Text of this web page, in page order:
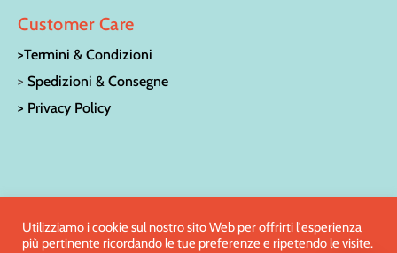
Customer Care
>Termini & Condizioni
>Spedizioni & Consegne
> Privacy Policy
© LA CASA SULL’ALBERO LIBRERIA PER RAGAZZI | Via San
Francesco 15 – 52100 Arezzo | Tel:0575/27186| e-mail:
Utilizziamo i cookie sul nostro sito Web per offrirti l'esperienza
più pertinente ricordando le tue preferenze e ripetendo le visite.